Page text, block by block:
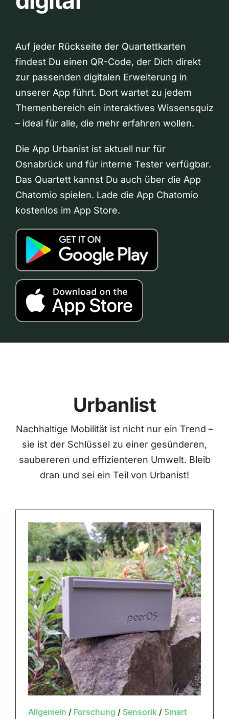
Auf jeder Rückseite der Quartettkarten
findest Du einen QR-Code, der Dich direkt
zur passenden digitalen Erweiterung in
unserer App führt. Dort wartet zu jedem
Themenbereich ein interaktives Wissensquiz
– ideal für alle, die mehr erfahren wollen.
Die App Urbanist ist aktuell nur für
Osnabrück und für interne Tester verfügbar.
Das Quartett kannst Du auch über die App
Chatomio spielen. Lade die App Chatomio
kostenlos im App Store.
Urbanlist
Nachhaltige Mobilität ist nicht nur ein Trend –
sie ist der Schlüssel zu einer gesünderen,
saubereren und effizienteren Umwelt. Bleib
dran und sei ein Teil von Urbanist!
Allgemein / Forschung / Sensorik/ Smart